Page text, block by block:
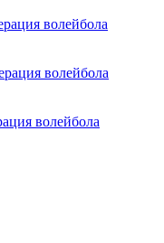
волейбола
волейбола
волейбола